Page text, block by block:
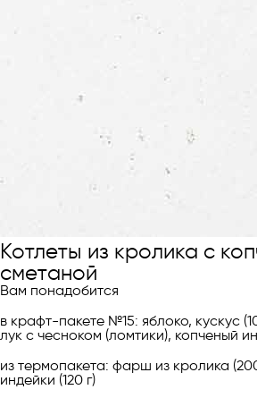
Котлеты из кролика с
сметаной
Вам понадобится
в крафт-пакете №15: яблоко, кускус
лук с чесноком (ломтики), копченый
из термопакета: фарш из кролика
индейки (120 г)